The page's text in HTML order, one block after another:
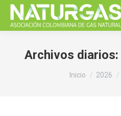
Archivos diarios:
Estás aquí:
Inicio 2026